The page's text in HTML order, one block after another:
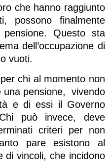
che hanno raggiunto
possono finalmente
Questo sta
dell’occupazione di
vuoti.
chi al momento non
una pensione, vivendo
e di essi il Governo
può invece, deve
criteri per non
pare esistono al
di vincoli, che incidono